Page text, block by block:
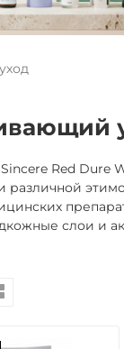
Red Dure
различной
слои и